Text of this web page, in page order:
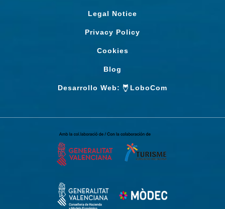
Legal Notice
Privacy Policy
Cookies
Blog
Desarrollo Web: LoboCom